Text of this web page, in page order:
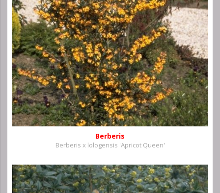
Berberis
Berberis x lologensis 'Apricot Queen'